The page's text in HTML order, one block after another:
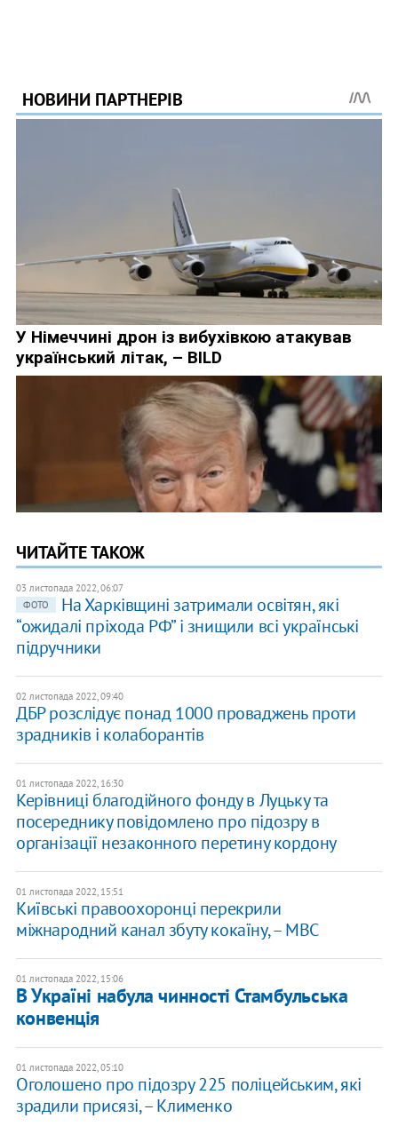
ЧИТАЙТЕ ТАКОЖ
03 листопада 2022, 06:07
ФОТО
На Харківщині затримали освітян, які
“ожидалі пріхода РФ” і знищили всі українські
підручники
02 листопада 2022, 09:40
ДБР розслідує понад 1000 проваджень проти
зрадників і колаборантів
01 листопада 2022, 16:30
Керівниці благодійного фонду в Луцьку та
посереднику повідомлено про підозру в
організації незаконного перетину кордону
01 листопада 2022, 15:51
Київські правоохоронці перекрили
міжнародний канал збуту кокаїну, – МВС
01 листопада 2022, 15:06
В Україні набула чинності Стамбульська
конвенція
01 листопада 2022, 05:10
Оголошено про підозру 225 поліцейським, які
зрадили присязі, – Клименко